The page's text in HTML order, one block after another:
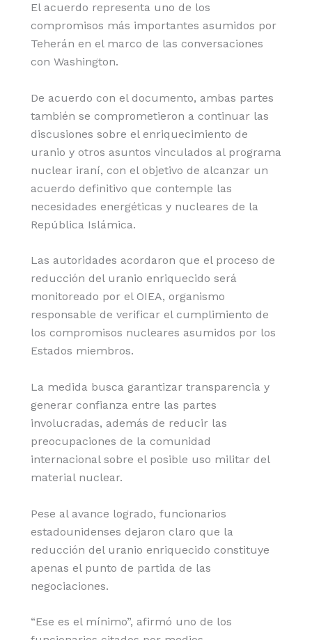
El acuerdo representa uno de los
compromisos más importantes asumidos por
Teherán en el marco de las conversaciones
con Washington.
De acuerdo con el documento, ambas partes
también se comprometieron a continuar las
discusiones sobre el enriquecimiento de
uranio y otros asuntos vinculados al programa
nuclear iraní, con el objetivo de alcanzar un
acuerdo definitivo que contemple las
necesidades energéticas y nucleares de la
República Islámica.
Las autoridades acordaron que el proceso de
reducción del uranio enriquecido será
monitoreado por el OIEA, organismo
responsable de verificar el cumplimiento de
los compromisos nucleares asumidos por los
Estados miembros.
La medida busca garantizar transparencia y
generar confianza entre las partes
involucradas, además de reducir las
preocupaciones de la comunidad
internacional sobre el posible uso militar del
material nuclear.
Pese al avance logrado, funcionarios
estadounidenses dejaron claro que la
reducción del uranio enriquecido constituye
apenas el punto de partida de las
negociaciones.
“Ese es el mínimo”, afirmó uno de los